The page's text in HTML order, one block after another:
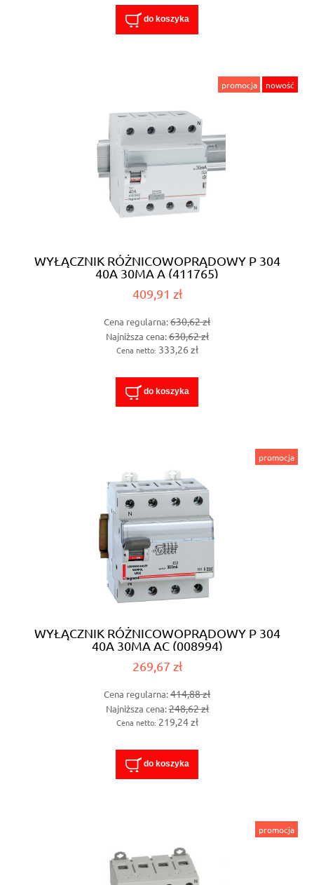
do koszyka
WYŁĄCZNIK RÓŻNICOWOPRĄDOWY P 304
40A 30MA A (411765)
409,91 zł
Cena regularna:630,62 zł
Najniższa cena:630,62 zł
Cena netto: 333,26 zł
do koszyka
promocja nowość
WYŁĄCZNIK RÓŻNICOWOPRĄDOWY P 304
40A 30MA AC (008994)
269,67 zł
Cena regularna:414,88 zł
Najniższa cena:248,62 zł
Cena netto: 219,24 zł
do koszyka
promocja
promocja